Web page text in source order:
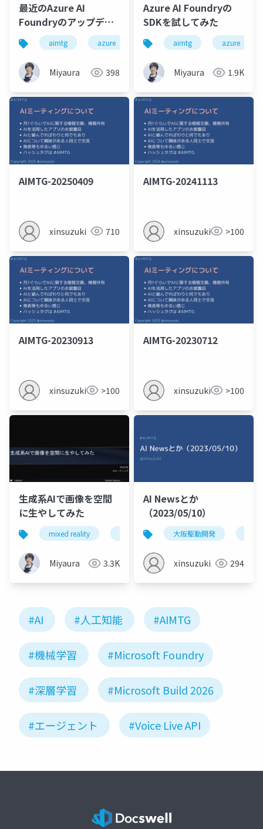
最近のAzure AI
Foundryのアップデー
ト
aimtg azure azure_ai_foundry ai
Miyaura 398
Azure AI Foundryの
SDKを試してみた
aimtg azure
Miyaura 1.9K
AIMTG-20250409
xinsuzuki 710
AIMTG-20241113
xinsuzuki >100
AIMTG-20230913
xinsuzuki >100
AIMTG-20230712
xinsuzuki >100
生成系AIで画像を空間
に生やしてみた
mixed reality openai
Miyaura 3.3K
AI Newsとか
（2023/05/10）
大阪駆動開発
xinsuzuki 294
#AI #人工知能 #AIMTG
#機械学習 #Microsoft Foundry
#深層学習 #Microsoft Build 2026
#エージェント #Voice Live API